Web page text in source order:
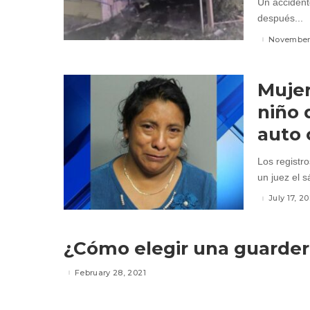
Un
después...
niño
auto
Los
un juez el
July 17,
¿Cómo elegir una
February 28, 2021